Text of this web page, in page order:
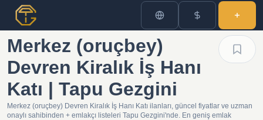
Merkez (oruçbey)
Devren Kiralık İş Hanı
Katı | Tapu Gezgini
Merkez (oruçbey) Devren Kiralık İş Hanı Katı ilanları, güncel fiyatlar ve uzman
onaylı sahibinden + emlakçı listeleri Tapu Gezgini'nde. En geniş emlak